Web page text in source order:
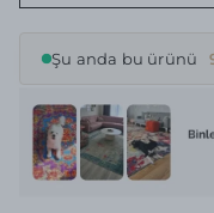
Şu anda bu ürünü